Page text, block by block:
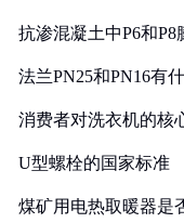
抗渗混凝土中P6和
法兰PN25和PN16有
消费者对洗衣机的核
U型螺栓的国家标准
煤矿用电热取暖器是